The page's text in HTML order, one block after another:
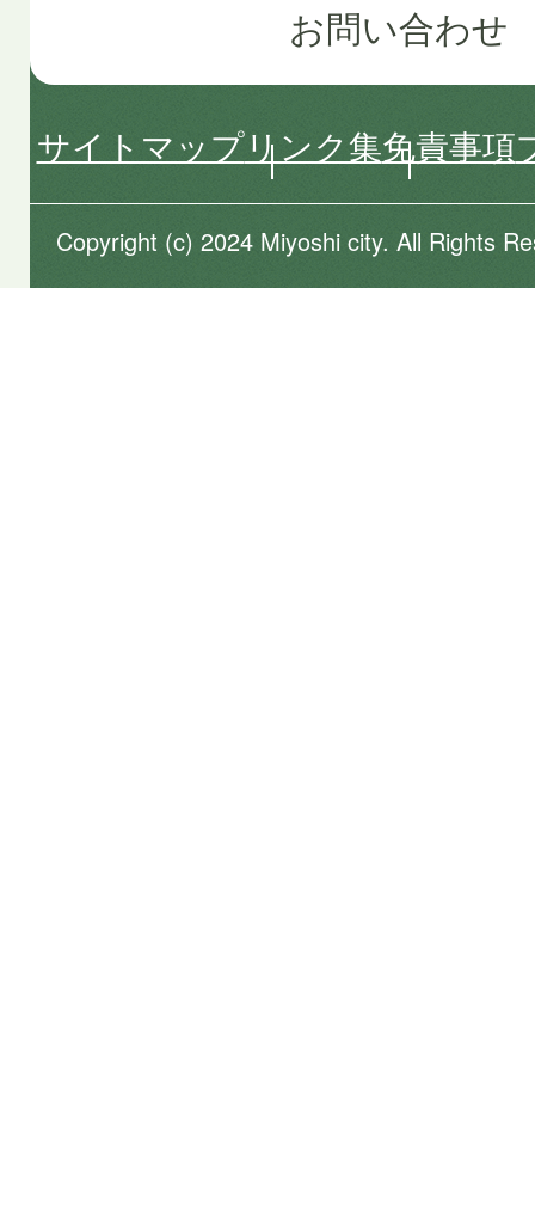
お問い合わせ
サイトマップリンク集免責事項
Copyright (c) 2024 Miyoshi city. All Rights